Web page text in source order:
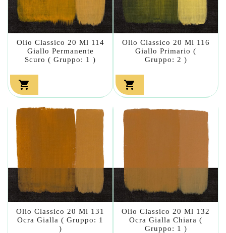
Olio Classico 20 Ml 114
Giallo Permanente
Scuro ( Gruppo: 1 )

Olio Classico 20 Ml 116
Giallo Primario (
Gruppo: 2 )

Olio Classico 20 Ml 131
Ocra Gialla ( Gruppo: 1
)
Olio Classico 20 Ml 132
Ocra Gialla Chiara (
Gruppo: 1 )